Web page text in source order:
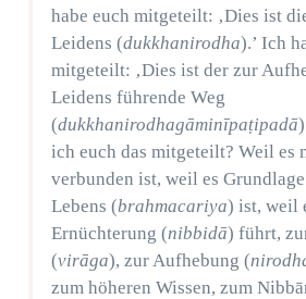
habe euch mitgeteilt: ‚Dies ist
Leidens (dukkhanirodha).’ Ich
mitgeteilt: ‚Dies ist der zur
Leidens führende Weg
(dukkhanirodhagāminīpaṭipadā
ich euch das mitgeteilt? Weil es
verbunden ist, weil es
Lebens (brahmacariya) ist, weil
Ernüchterung (nibbidā) führt,
(virāga), zur Aufhebung (
zum höheren Wissen, zum